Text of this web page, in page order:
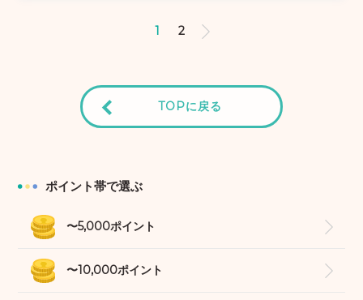
1 2
TOPに戻る
ポイント帯で選ぶ
〜5,000ポイント
〜10,000ポイント